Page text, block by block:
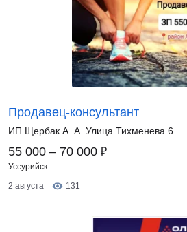
Продавец-консультант
ИП Щербак А. А. Улица Тихменева 6
55 000 – 70 000 ₽
Уссурийск
2 августа
131